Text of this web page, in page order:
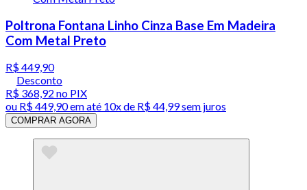
Poltrona Fontana Linho Cinza Base Em Madeira
Com Metal Preto
R$ 449,90
Desconto
R$ 368,92 no PIX
ou R$ 449,90em até 10x de R$ 44,99 sem juros
COMPRAR AGORA